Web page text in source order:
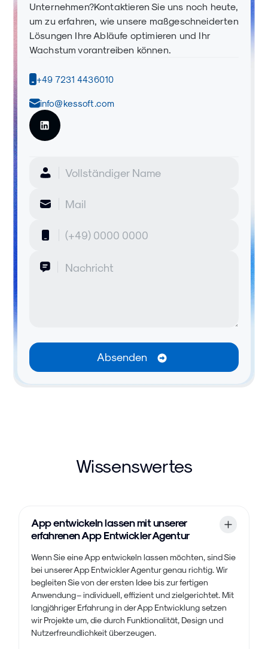
Unternehmen?Kontaktieren Sie uns noch heute,
um zu erfahren, wie unsere maßgeschneiderten
Lösungen Ihre Abläufe optimieren und Ihr
Wachstum vorantreiben können.
+49 7231 4436010
info@kessoft.com
Wissenswertes
App entwickeln lassen mit unserer
erfahrenen App Entwickler Agentur
Wenn Sie eine App entwickeln lassen möchten, sind Sie
bei unserer App Entwickler Agentur genau richtig. Wir
begleiten Sie von der ersten Idee bis zur fertigen
Anwendung – individuell, effizient und zielgerichtet. Mit
langjähriger Erfahrung in der App Entwicklung setzen
wir Projekte um, die durch Funktionalität, Design und
Nutzerfreundlichkeit überzeugen.